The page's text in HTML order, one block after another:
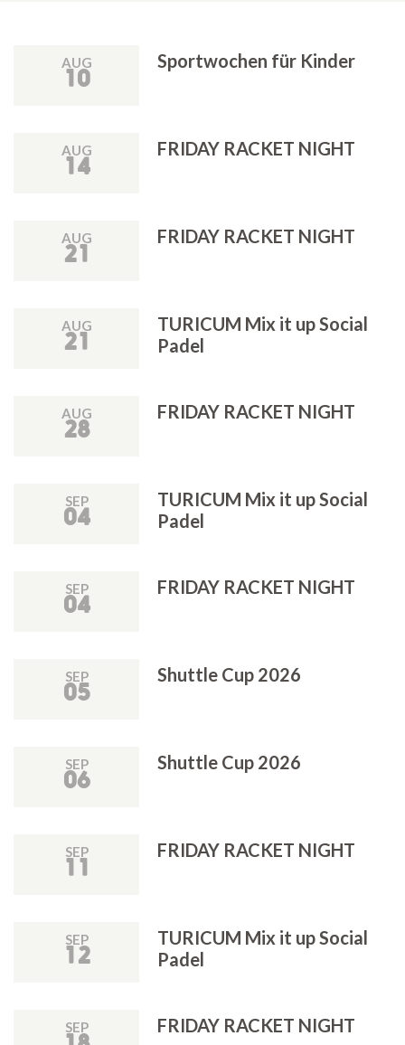
AUG
10
Sportwochen für Kinder
AUG
14
FRIDAY RACKET NIGHT
AUG
21
FRIDAY RACKET NIGHT
AUG
21
TURICUM Mix it up Social
Padel
AUG
28
FRIDAY RACKET NIGHT
SEP
04
TURICUM Mix it up Social
Padel
SEP
04
FRIDAY RACKET NIGHT
SEP
05
Shuttle Cup 2026
SEP
06
Shuttle Cup 2026
SEP
11
FRIDAY RACKET NIGHT
SEP
12
TURICUM Mix it up Social
Padel
SEP FRIDAY RACKET NIGHT